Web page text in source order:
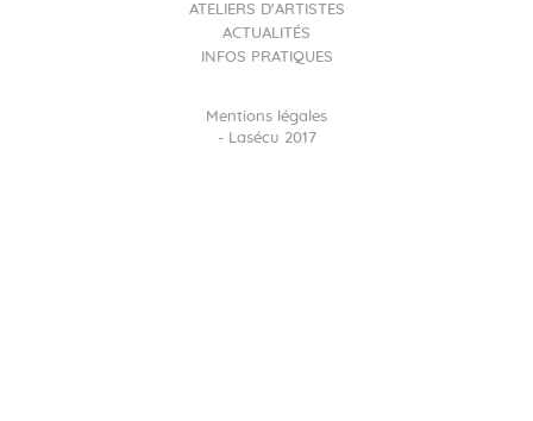
ATELIERS D'ARTISTES
ACTUALITÉS
INFOS PRATIQUES
Mentions légales
- Lasécu 2017